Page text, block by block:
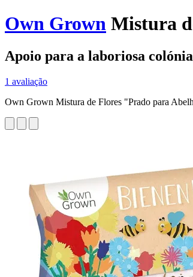
Own Grown Mistura
Apoio para a laboriosa
1 avaliação
Own Grown Mistura de Flores "Prado para